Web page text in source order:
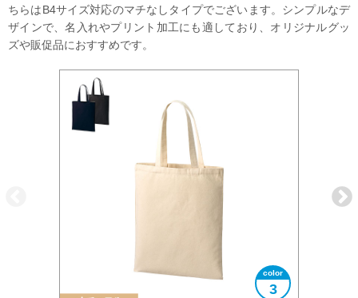
ちらはB4サイズ対応のマチなしタイプでございます。シンプルなデ
ザインで、名入れやプリント加工にも適しており、オリジナルグッ
ズや販促品におすすめです。
3